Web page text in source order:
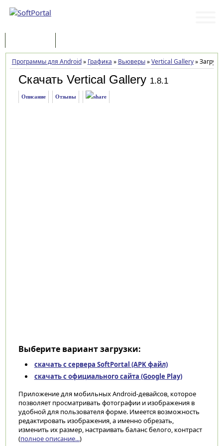
Программы для Android» Графика » Вьюверы»Vertical Gallery»
Скачать Vertical Gallery 1.8.1
Описание Отзывы
Выберите вариант загрузки:
скачать с сервера SoftPortal (APK файл)
скачать с официального сайта (Google Play)
Приложение для мобильных Android-девайсов, которое
позволяет просматривать фотографии и изображения в
удобной для пользователя форме. Имеется возможность
редактировать изображения, а именно обрезать,
изменить их размер, настраивать баланс белого, контраст
(полное описание...)